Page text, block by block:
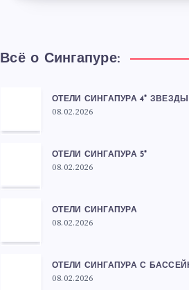
Всё о Сингапуре:
ОТЕЛИ СИНГАПУРА 4* ЗВЕЗДЫ
08.02.2026
ОТЕЛИ СИНГАПУРА 5*
08.02.2026
ОТЕЛИ СИНГАПУРА
08.02.2026
ОТЕЛИ СИНГАПУРА С
08.02.2026